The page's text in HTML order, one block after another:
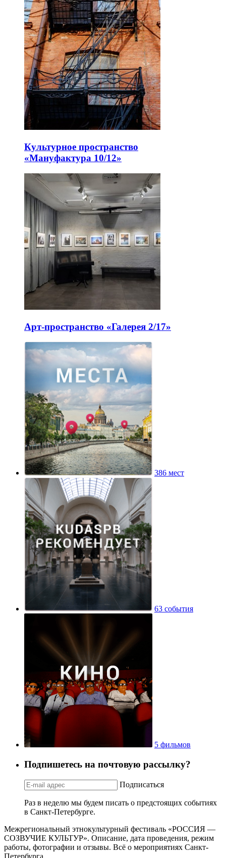
Культурное пространство
«Мануфактура 10/12»
Арт-пространство «Галерея 2/17»
386 мест
63 события
5 фильмов
Подпишетесь на почтовую рассылку?
Подписаться
Раз в неделю мы будем писать о предстоящих событиях
в Санкт-Петербурге.
Межрегиональный этнокультурный фестиваль «РОССИЯ —
СОЗВУЧИЕ КУЛЬТУР». Описание, дата проведения, режим
работы, фотографии и отзывы. Всё о мероприятиях Санкт-
Петербурга.